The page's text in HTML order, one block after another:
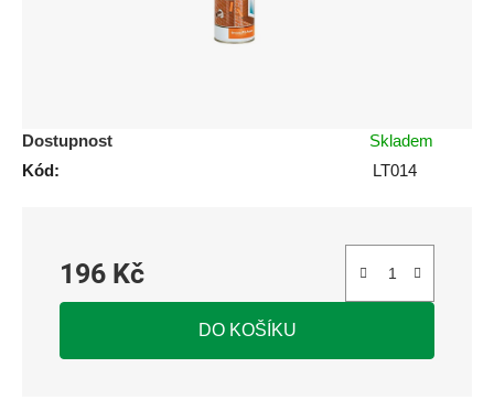
Dostupnost
Skladem
Kód:
LT014
196 Kč
Měrná cena:
DO KOŠÍKU